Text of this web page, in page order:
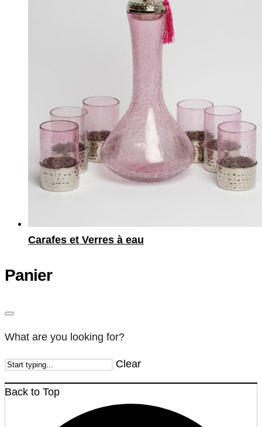
Carafes et Verres à eau
Panier
What are you looking for?
Clear
Back to Top